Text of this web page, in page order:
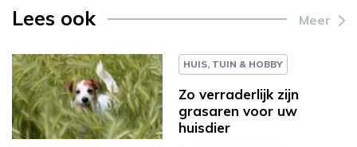
Lees ook Meer
HUIS, TUIN & HOBBY
Zo verraderlijk zijn
grasaren voor uw
huisdier